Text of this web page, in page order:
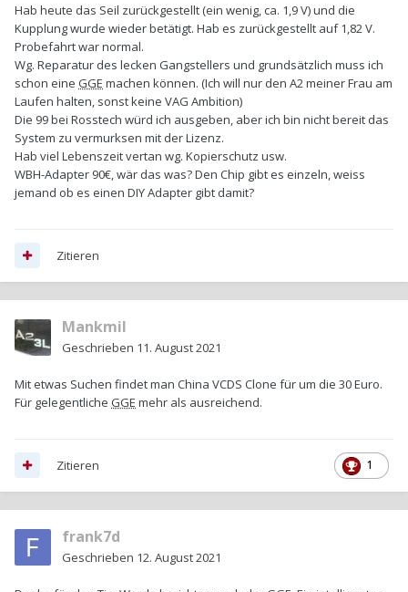
Hab heute das Seil zurückgestellt (ein wenig, ca. 1,9 V) und die
Kupplung wurde wieder betätigt. Hab es zurückgestellt auf 1,82 V.
Probefahrt war normal.
Wg. Reparatur des lecken Gangstellers und grundsätzlich muss ich
schon eine GGE machen können. (Ich will nur den A2 meiner Frau am
Laufen halten, sonst keine VAG Ambition)
Die 99 bei Rosstech würd ich ausgeben, aber ich bin nicht bereit das
System zu vermurksen mit der Lizenz.
Hab viel Lebenszeit vertan wg. Kopierschutz usw.
WBH-Adapter 90€, wär das was? Den Chip gibt es einzeln, weiss
jemand ob es einen DIY Adapter gibt damit?
Zitieren
Mankmil
Geschrieben 11. August 2021
Mit etwas Suchen findet man China VCDS Clone für um die 30 Euro.
Für gelegentliche GGE mehr als ausreichend.
1
Zitieren
frank7d
Geschrieben 12. August 2021